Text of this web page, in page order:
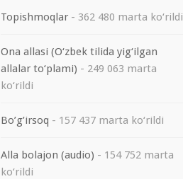
Topishmoqlar - 362 480 marta ko‘rildi
Ona allasi (O‘zbek tilida yig‘ilgan
allalar to‘plami) - 249 063 marta
ko‘rildi
Bo’g’irsoq - 157 437 marta ko‘rildi
Alla bolajon (audio) - 154 752 marta
ko‘rildi